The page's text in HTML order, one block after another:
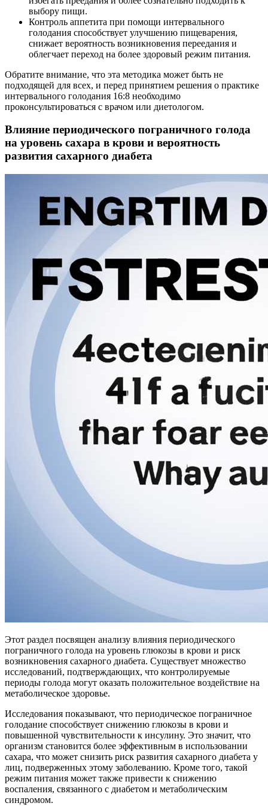
выбору пищи.
Контроль аппетита при помощи интервального
голодания способствует улучшению пищеварения,
снижает вероятность возникновения переедания и
облегчает переход на более здоровый режим питания.
Обратите внимание, что эта методика может быть не
подходящей для всех, и перед принятием решения о практике
интервального голодания 16:8 необходимо
проконсультироваться с врачом или диетологом.
Влияние периодического пограничного голода
на уровень сахара в крови и вероятность
развития сахарного диабета
Этот раздел посвящен анализу влияния периодического
пограничного голода на уровень глюкозы в крови и риск
возникновения сахарного диабета. Существует множество
исследований, подтверждающих, что контролируемые
периоды голода могут оказать положительное воздействие на
метаболическое здоровье.
Исследования показывают, что периодическое пограничное
голодание способствует снижению глюкозы в крови и
повышенной чувствительности к инсулину. Это значит, что
организм становится более эффективным в использовании
сахара, что может снизить риск развития сахарного диабета у
лиц, подверженных этому заболеванию. Кроме того, такой
режим питания может также привести к снижению
воспаления, связанного с диабетом и метаболическим
синдромом.